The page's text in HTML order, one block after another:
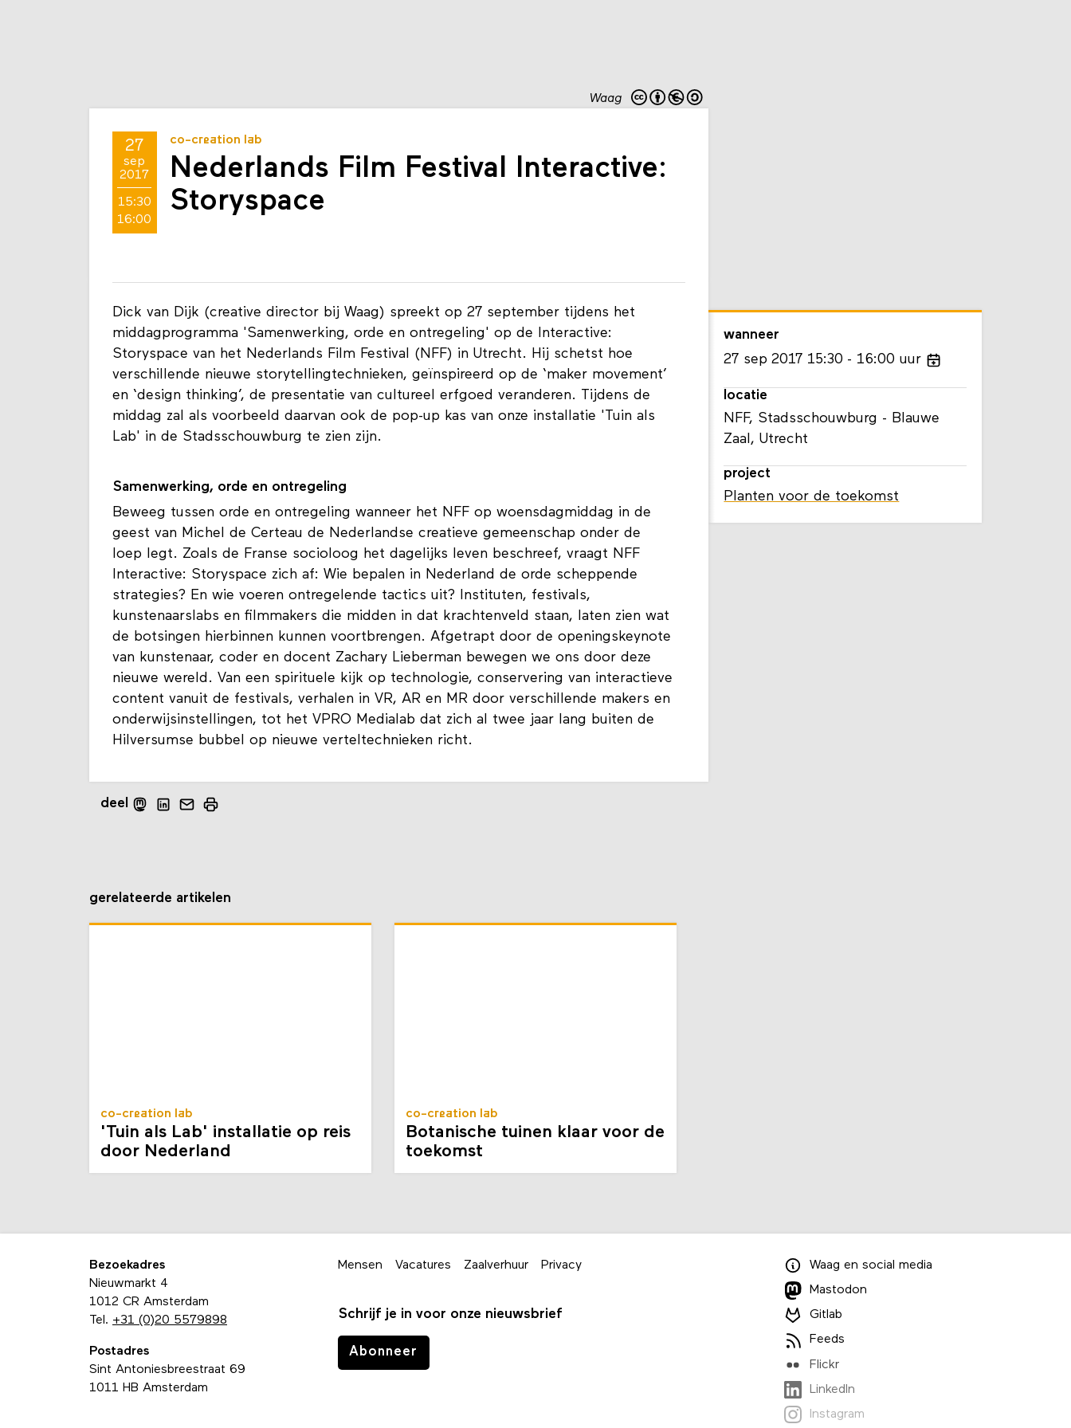
Waag
27
sep
2017
15:30
16:00
co-creation lab
Nederlands Film Festival Interactive:
Storyspace
Dick van Dijk (creative director bij Waag) spreekt op 27 september tijdens het
middagprogramma 'Samenwerking, orde en ontregeling' op de Interactive:
Storyspace van het Nederlands Film Festival (NFF) in Utrecht. Hij schetst hoe
verschillende nieuwe storytellingtechnieken, geïnspireerd op de ‘maker movement’
en ‘design thinking’, de presentatie van cultureel erfgoed veranderen. Tijdens de
middag zal als voorbeeld daarvan ook de pop-up kas van onze installatie 'Tuin als
Lab' in de Stadsschouwburg te zien zijn.
Samenwerking, orde en ontregeling
Beweeg tussen orde en ontregeling wanneer het NFF op woensdagmiddag in de
geest van Michel de Certeau de Nederlandse creatieve gemeenschap onder de
loep legt. Zoals de Franse socioloog het dagelijks leven beschreef, vraagt NFF
Interactive: Storyspace zich af: Wie bepalen in Nederland de orde scheppende
strategies? En wie voeren ontregelende tactics uit? Instituten, festivals,
kunstenaarslabs en filmmakers die midden in dat krachtenveld staan, laten zien wat
de botsingen hierbinnen kunnen voortbrengen. Afgetrapt door de openingskeynote
van kunstenaar, coder en docent Zachary Lieberman bewegen we ons door deze
nieuwe wereld. Van een spirituele kijk op technologie, conservering van interactieve
content vanuit de festivals, verhalen in VR, AR en MR door verschillende makers en
onderwijsinstellingen, tot het VPRO Medialab dat zich al twee jaar lang buiten de
Hilversumse bubbel op nieuwe verteltechnieken richt.
wanneer
27 sep 2017 15:30 16:00 uur
locatie
NFF, Stadsschouwburg - Blauwe
Zaal, Utrecht
project
Planten voor de toekomst
deel
gerelateerde artikelen
co-creation lab
'Tuin als Lab' installatie op reis
door Nederland
co-creation lab
Botanische tuinen klaar voor de
toekomst
Bezoekadres
Nieuwmarkt 4
1012 CR Amsterdam
Tel. +31 (0)20 5579898
Postadres
Sint Antoniesbreestraat 69
1011 HB Amsterdam
Mensen Vacatures Zaalverhuur Privacy
Schrijf je in voor onze nieuwsbrief
Abonneer
Waag en social media
Mastodon
Gitlab
Feeds
Flickr
LinkedIn
Instagram